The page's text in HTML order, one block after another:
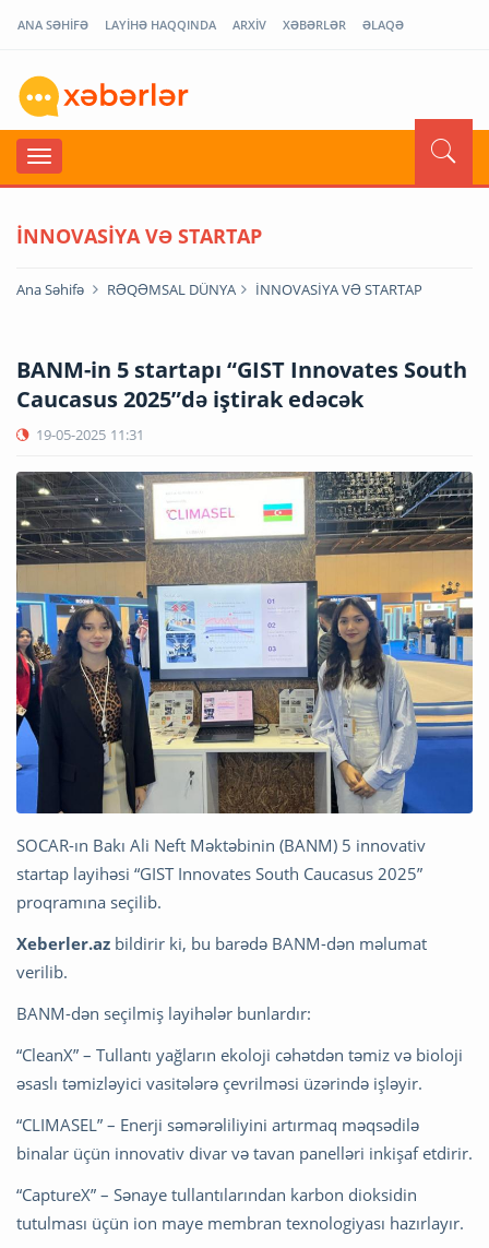
ANA SƏHİFƏ LAYİHƏ HAQQINDA ARXİV XƏBƏRLƏR ƏLAQƏ
İNNOVASİYA VƏ STARTAP
Ana Səhifə RƏQƏMSAL DÜNYA İNNOVASİYA VƏ STARTAP
BANM-in 5 startapı “GIST Innovates South
Caucasus 2025”də iştirak edəcək
19-05-2025 11:31
SOCAR-ın Bakı Ali Neft Məktəbinin (BANM) 5 innovativ
startap layihəsi “GIST Innovates South Caucasus 2025”
proqramına seçilib.
Xeberler.az bildirir ki, bu barədə BANM-dən məlumat
verilib.
BANM-dən seçilmiş layihələr bunlardır:
“CleanX” – Tullantı yağların ekoloji cəhətdən təmiz və bioloji
əsaslı təmizləyici vasitələrə çevrilməsi üzərində işləyir.
“CLIMASEL” – Enerji səmərəliliyini artırmaq məqsədilə
binalar üçün innovativ divar və tavan panelləri inkişaf etdirir.
“CaptureX” – Sənaye tullantılarından karbon dioksidin
tutulması üçün ion maye membran texnologiyası hazırlayır.